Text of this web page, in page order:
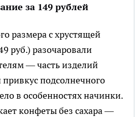
за 149 рублей
размера с хрустящей
руб.) разочаровали
— часть изделий
подсолнечного
в особенностях начинки.
конфеты без сахара —